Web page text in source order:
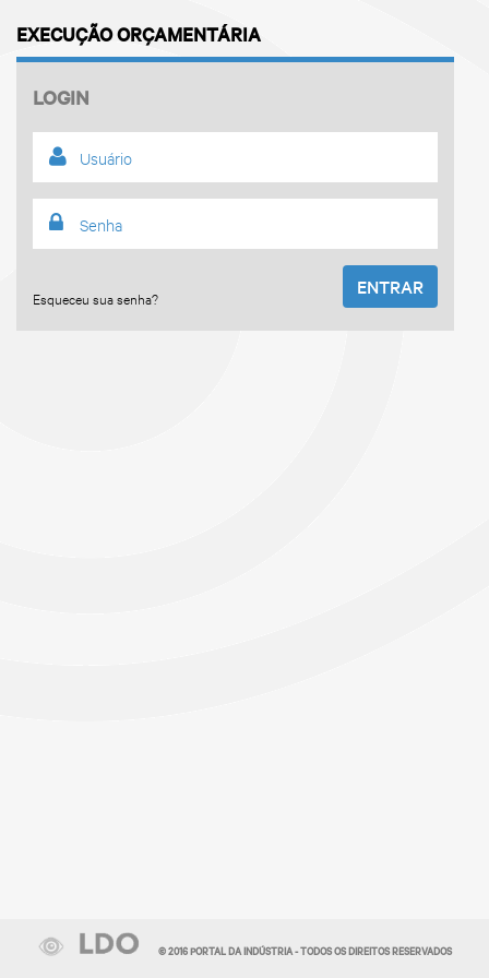
EXECUÇÃO ORÇAMENTÁRIA
LOGIN
ENTRAR
Esqueceu sua senha?
© 2016 PORTAL DA INDÚSTRIA - TODOS OS DIREITOS RESERVADOS